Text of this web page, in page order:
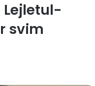
Lejletul-
svim